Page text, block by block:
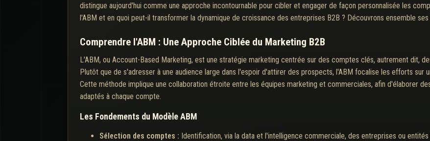
distingue aujourd'hui comme une approche incontournable pour cibler et engager de façon personnalisée les
l'ABM et en quoi peut-il transformer la dynamique de croissance des entreprises B2B ? Découvrons ensemble
Comprendre l'ABM : Une Approche Ciblée du Marketing B2B
L'ABM, ou Account-Based Marketing, est une stratégie marketing centrée sur des comptes clés, autrement dit,
Plutôt que de s'adresser à une audience large dans l'espoir d'attirer des prospects, l'ABM focalise les efforts sur
Cette méthode implique une collaboration étroite entre les équipes marketing et commerciales, afin d'élaborer
adaptés à chaque compte.
Les Fondements du Modèle ABM
Sélection des comptes : Identification, via la data et l'intelligence commerciale, des entreprises ou